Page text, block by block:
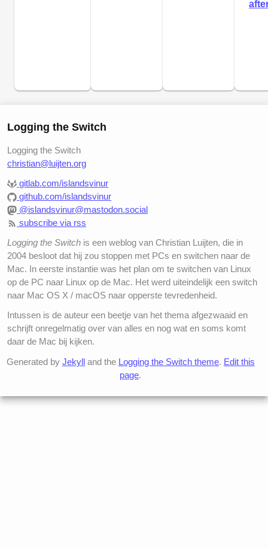
Logging the Switch
Logging the Switch
christian@luijten.org
gitlab.com/islandsvinur
github.com/islandsvinur
@islandsvinur@mastodon.social
subscribe via rss
Logging the Switch is een weblog van Christian Luijten, die in
2004 besloot dat hij zou stoppen met PCs en switchen naar de
Mac. In eerste instantie was het plan om te switchen van Linux
op de PC naar Linux op de Mac. Het werd uiteindelijk een switch
naar Mac OS X / macOS naar opperste tevredenheid.
Intussen is de auteur een beetje van het thema afgezwaaid en
schrijft onregelmatig over van alles en nog wat en soms komt
daar de Mac bij kijken.
Generated by Jekylland the Logging the Switch theme. Edit this
page.